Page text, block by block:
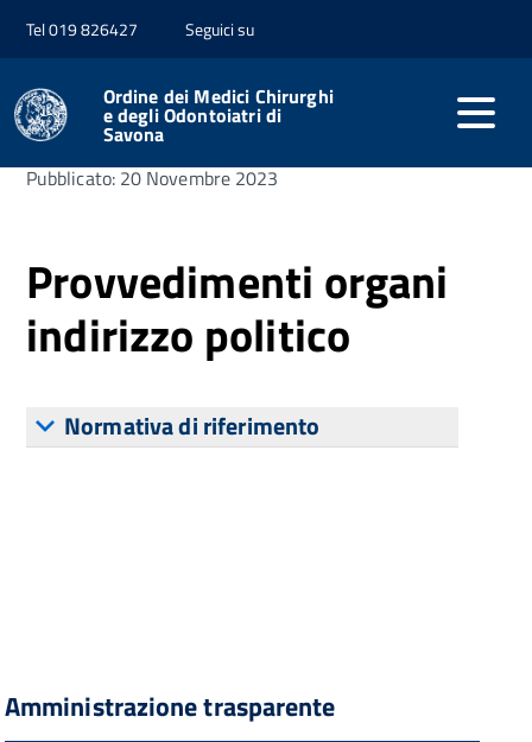
Tel 019 826427 Seguici su
Ordine dei Medici Chirurghi
e degli Odontoiatri di
Savona
Home Amministrazione trasparente
Pubblicato: 20 Novembre 2023
Provvedimenti organi
indirizzo politico
Normativa di riferimento
Amministrazione trasparente